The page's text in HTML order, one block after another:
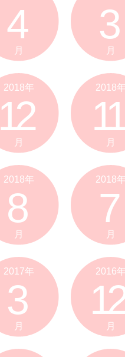
4
月
3
月
2018年
12
月
2018
11
月
2018年
8
月
2018
7
月
2017年
3
月
2016
12
月